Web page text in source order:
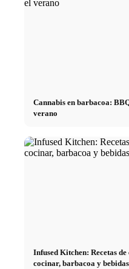
Cannabis en barbacoa:
verano
Infused Kitchen: Recetas
cocinar, barbacoa y bebidas